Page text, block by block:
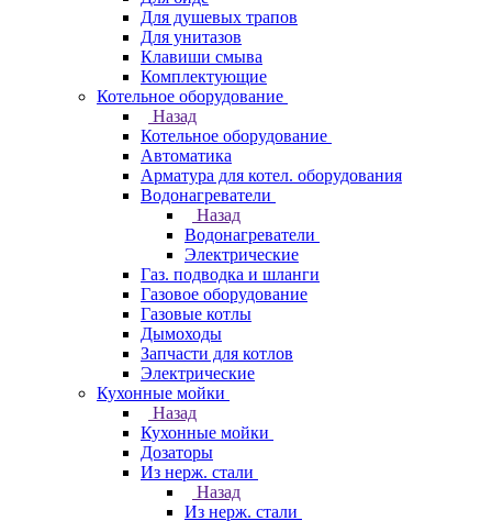
Для душевых трапов
Для унитазов
Клавиши смыва
Комплектующие
Котельное оборудование
Назад
Котельное оборудование
Автоматика
Арматура для котел. оборудования
Водонагреватели
Назад
Водонагреватели
Электрические
Газ. подводка и шланги
Газовое оборудование
Газовые котлы
Дымоходы
Запчасти для котлов
Электрические
Кухонные мойки
Назад
Кухонные мойки
Дозаторы
Из нерж. стали
Назад
Из нерж. стали